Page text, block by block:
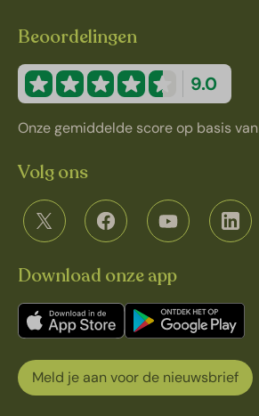
Beoordelingen
9.0
Onze gemiddelde score op basis van
Volg ons
Download onze app
Meld je aan voor de nieuwsbrief